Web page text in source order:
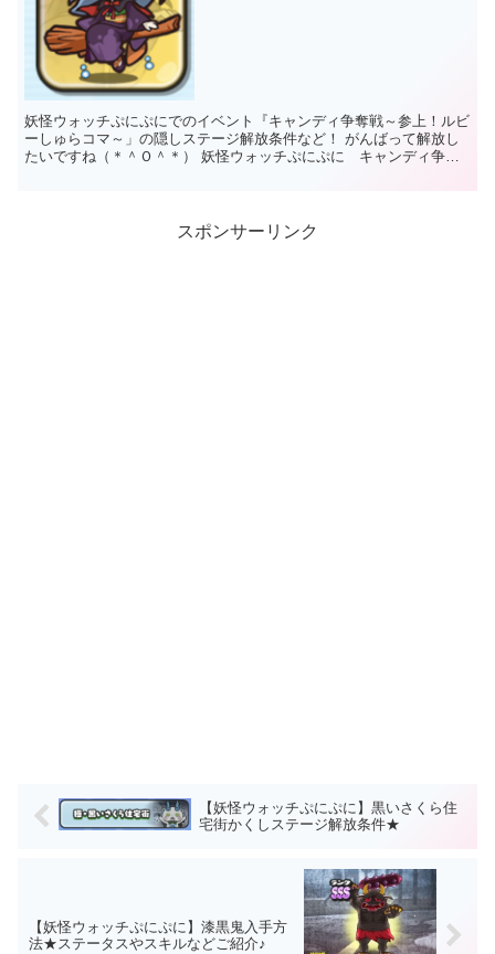
妖怪ウォッチぷにぷにでのイベント『キャンディ争奪戦～参上！ルビ
ーしゅらコマ～」の隠しステージ解放条件など！ がんばって解放し
たいですね（＊＾Ｏ＾＊） 妖怪ウォッチぷにぷに キャンディ争奪
スポンサーリンク
【妖怪ウォッチぷにぷに】黒いさくら住
宅街かくしステージ解放条件★
【妖怪ウォッチぷにぷに】漆黒鬼入手方
法★ステータスやスキルなどご紹介♪